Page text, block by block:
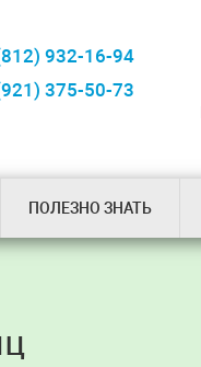
932-16-94
375-50-73
ПОЛЕЗНО ЗНАТЬ